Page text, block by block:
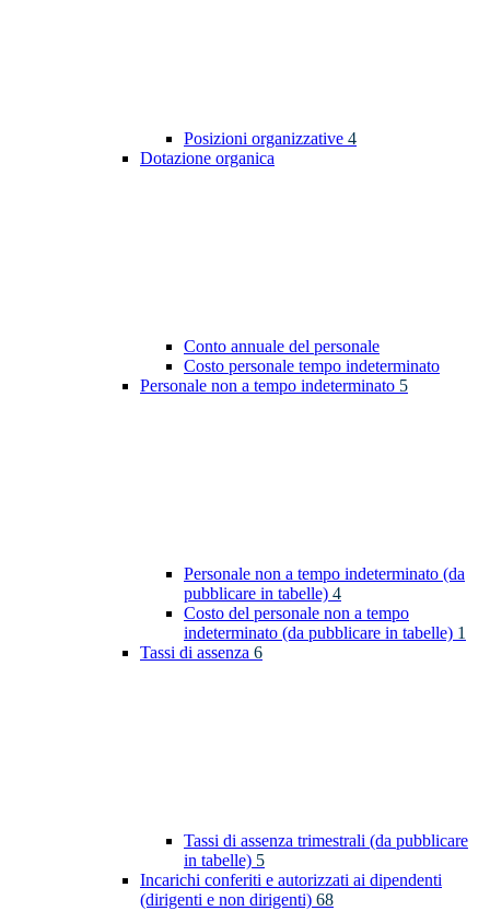
Posizioni organizzative 4
Dotazione organica
Conto annuale del personale
Costo personale tempo indeterminato
Personale non a tempo indeterminato 5
Personale non a tempo indeterminato (da
pubblicare in tabelle) 4
Costo del personale non a tempo
indeterminato (da pubblicare in tabelle) 1
Tassi di assenza 6
Tassi di assenza trimestrali (da pubblicare
in tabelle) 5
Incarichi conferiti e autorizzati ai dipendenti
(dirigenti e non dirigenti) 68